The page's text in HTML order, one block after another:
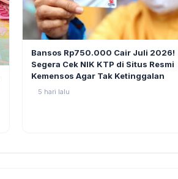
Bansos Rp750.000 Cair Juli 2026!
Segera Cek NIK KTP di Situs Resmi
Kemensos Agar Tak Ketinggalan
5 hari lalu